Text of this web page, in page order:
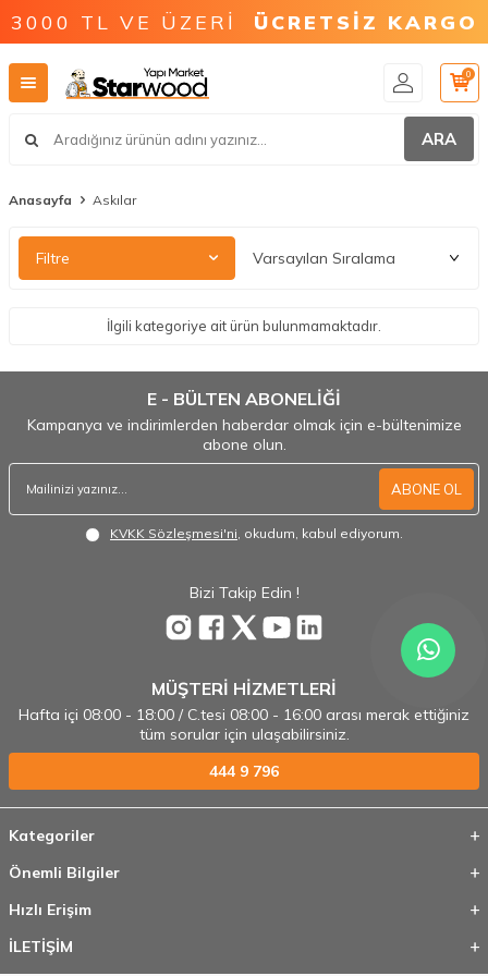
3000 TL VE ÜZERİ ÜCRETSİZ KARGO
ARA
0
Anasayfa Askılar
Filtre
İlgili kategoriye ait ürün bulunmamaktadır.
E - BÜLTEN ABONELİĞİ
Kampanya ve indirimlerden haberdar olmak için e-bültenimize
abone olun.
ABONE OL
KVKK Sözleşmesi'ni, okudum, kabul ediyorum.
Bizi Takip Edin !
MÜŞTERİ HİZMETLERİ
Hafta içi 08:00 - 18:00 / C.tesi 08:00 - 16:00 arası merak ettiğiniz
tüm sorular için ulaşabilirsiniz.
444 9 796
Kategoriler
Önemli Bilgiler
Hızlı Erişim
İLETİŞİM